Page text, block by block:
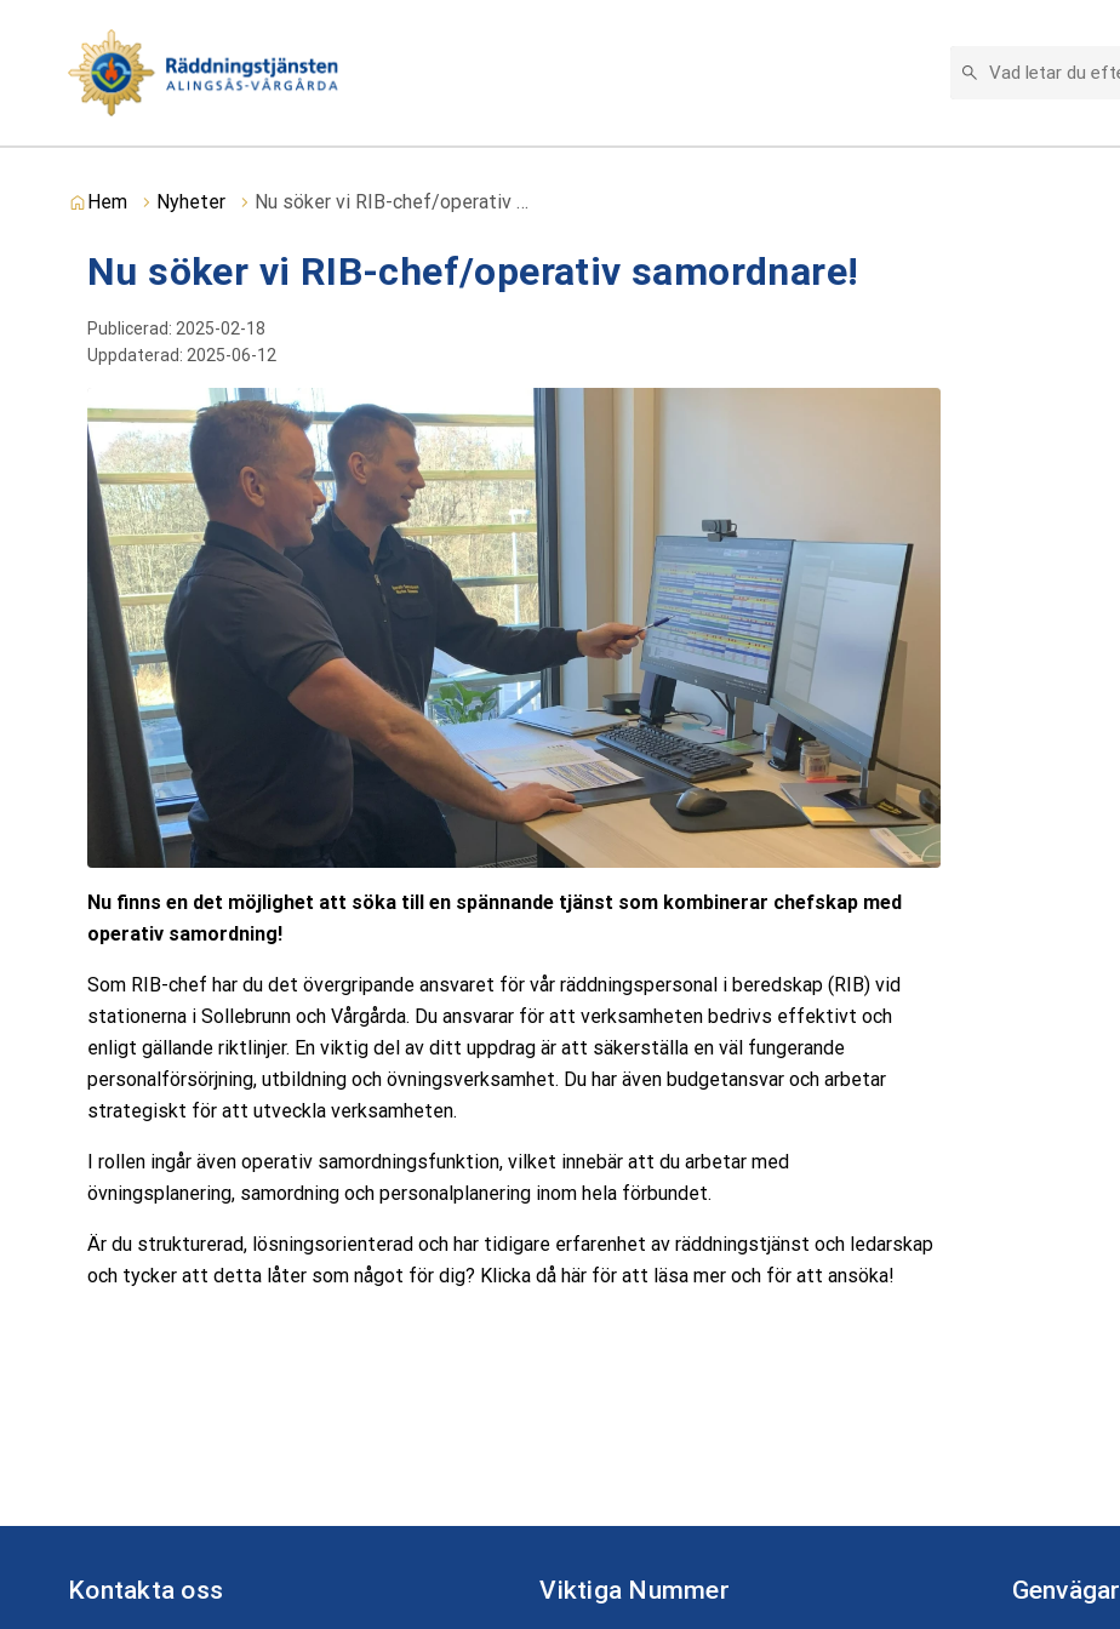
Du är här:
Hem Nyheter Nu söker vi RIB-chef/operativ …
Nu söker vi RIB-chef/operativ samordnare!
Publicerad: 2025-02-18
Uppdaterad: 2025-06-12
Nu finns en det möjlighet att söka till en spännande tjänst som kombinerar chefskap med
operativ samordning!
Som RIB-chef har du det övergripande ansvaret för vår räddningspersonal i beredskap (RIB) vid
stationerna i Sollebrunn och Vårgårda. Du ansvarar för att verksamheten bedrivs effektivt och
enligt gällande riktlinjer. En viktig del av ditt uppdrag är att säkerställa en väl fungerande
personalförsörjning, utbildning och övningsverksamhet. Du har även budgetansvar och arbetar
strategiskt för att utveckla verksamheten.
I rollen ingår även operativ samordningsfunktion, vilket innebär att du arbetar med
övningsplanering, samordning och personalplanering inom hela förbundet.
Är du strukturerad, lösningsorienterad och har tidigare erfarenhet av räddningstjänst och ledarskap
och tycker att detta låter som något för dig? Klicka då här för att läsa mer och för att ansöka!
Kontakta oss Viktiga Nummer Genvägar